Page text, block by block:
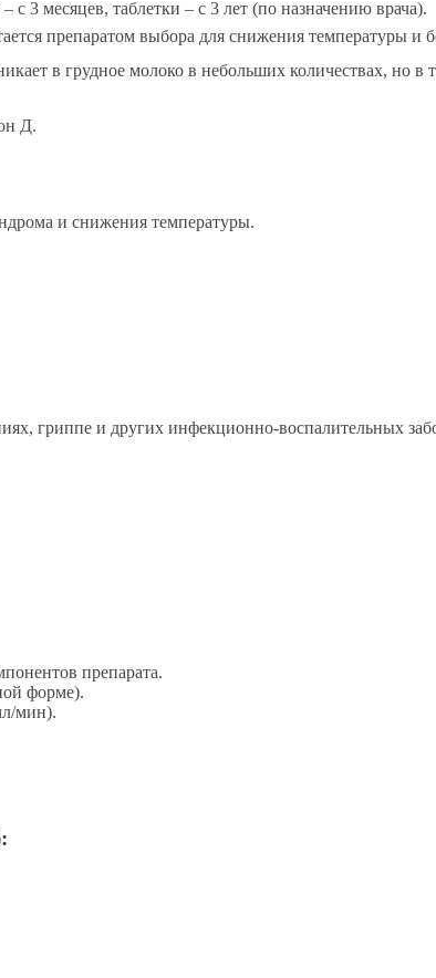
с 3 месяцев, таблетки – с 3 лет (по назначению врача).
препаратом выбора для снижения температуры и
в грудное молоко в небольших количествах, но в
Д.
и снижения температуры.
гриппе и других инфекционно-воспалительных
препарата.
форме).
мин).